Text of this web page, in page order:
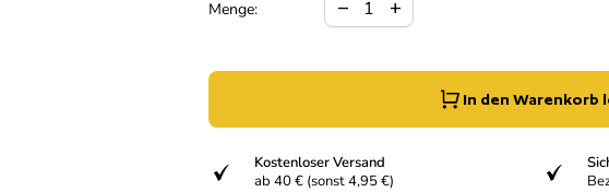
Menge: remove add
In den Warenkorb
verifiziert
Kostenloser Versand
ab 40 € (sonst 4,95 €)